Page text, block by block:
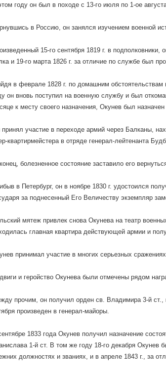
году он был в походе с 13-го июля по 1-ое
в Россию, он занялся изучением военной
15-го сентября 1819 г. в
и 19-го марта 1826 г. за отличие по службе был
в феврале 1828 г. по домашним
он вновь поступил на военную службу и был
к месту своего назначения, Окунев был
участие в переходе армий через Балканы,
квартирмейстера в отряде генерал-лейтенанта
болезненное состояние заставило его
в Петербург, он в ноябре 1830 г. удостоился
за поднесенный Его Величеству экземпляр
мятеж привлек снова Окунева на театр
главная квартира действующей армии и
принимал участие в многих серьезных
и геройство Окунева были отмечены рядом
прочим, он получил орден св. Владимира 3-й ст.,
произведен в генерал-майоры.
1833 года Окунев получил назначение
1-й ст. В том же году 18-го декабря Окунев
должностях и званиях, и в апреле 1843 г., за